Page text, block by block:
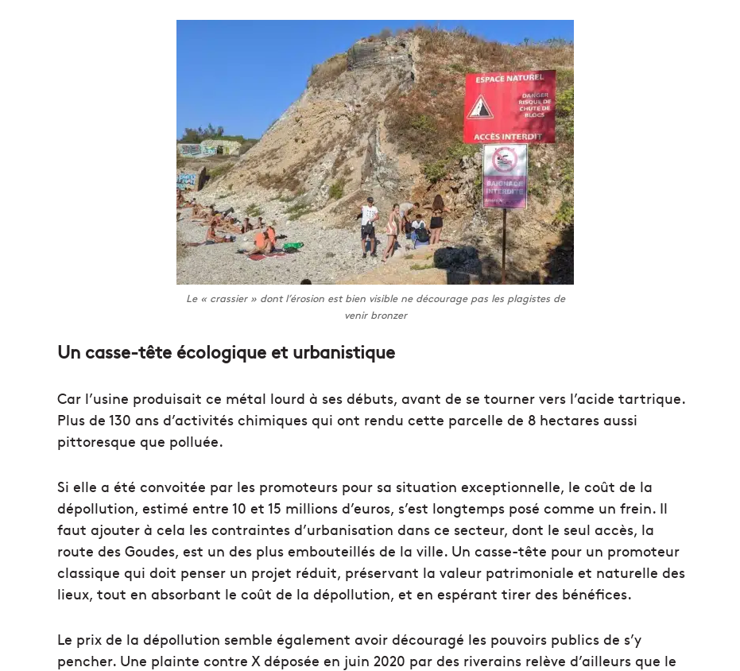
Le « crassier » dont l’érosion est bien visible ne décourage pas les plagistes de
venir bronzer
Un casse-tête écologique et urbanistique
Car l’usine produisait ce métal lourd à ses débuts, avant de se tourner vers l’acide tartrique.
Plus de 130 ans d’activités chimiques qui ont rendu cette parcelle de 8 hectares aussi
pittoresque que polluée.
Si elle a été convoitée par les promoteurs pour sa situation exceptionnelle, le coût de la
dépollution, estimé entre 10 et 15 millions d’euros, s’est longtemps posé comme un frein. Il
faut ajouter à cela les contraintes d’urbanisation dans ce secteur, dont le seul accès, la
route des Goudes, est un des plus embouteillés de la ville. Un casse-tête pour un promoteur
classique qui doit penser un projet réduit, préservant la valeur patrimoniale et naturelle des
lieux, tout en absorbant le coût de la dépollution, et en espérant tirer des bénéfices.
Le prix de la dépollution semble également avoir découragé les pouvoirs publics de s’y
pencher. Une plainte contre X déposée en juin 2020 par des riverains relève d’ailleurs que le